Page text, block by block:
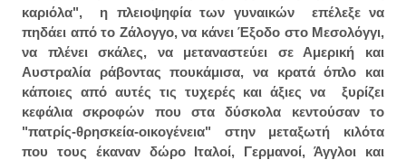
καριόλα", η πλειοψηφία των γυναικών επέλεξε να
πηδάει από το Ζάλογγο, να κάνει Έξοδο στο Μεσολόγγι,
να πλένει σκάλες, να μεταναστεύει σε Αμερική και
Αυστραλία ράβοντας πουκάμισα, να κρατά όπλο και
κάποιες από αυτές τις τυχερές και άξιες να ξυρίζει
κεφάλια σκροφών που στα δύσκολα κεντούσαν το
"πατρίς-θρησκεία-οικογένεια" στην μεταξωτή κιλότα
που τους έκαναν δώρο Ιταλοί, Γερμανοί, Άγγλοι και